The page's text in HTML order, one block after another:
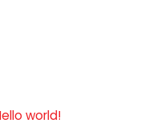
world!